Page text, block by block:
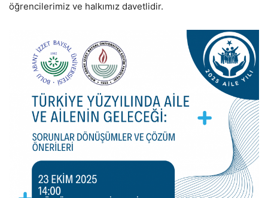
öğrencilerimiz ve halkımız davetlidir.